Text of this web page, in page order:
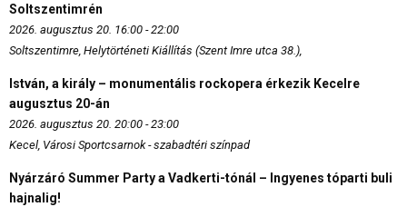
Soltszentimrén
2026. augusztus 20. 16:00 - 22:00
Soltszentimre, Helytörténeti Kiállítás (Szent Imre utca 38.),
István, a király – monumentális rockopera érkezik Kecelre
augusztus 20-án
2026. augusztus 20. 20:00 - 23:00
Kecel, Városi Sportcsarnok - szabadtéri színpad
Nyárzáró Summer Party a Vadkerti-tónál – Ingyenes tóparti buli
hajnalig!